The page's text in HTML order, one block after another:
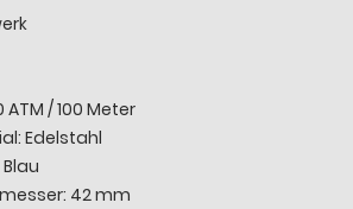
/ 100 Meter
Edelstahl
42 mm